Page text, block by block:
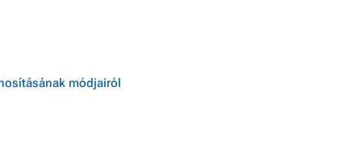
módjairól